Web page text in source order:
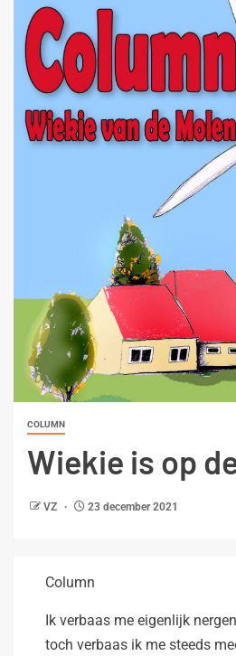
COLUMN
Wiekie is op
VZ 23 december 2021
Column
Ik verbaas me eigenlijk
toch verbaas ik me steeds